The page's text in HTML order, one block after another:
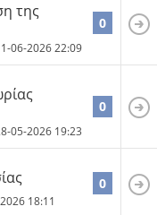
της
06-202622:09
0
05-2026 19:23
0
18:11
0